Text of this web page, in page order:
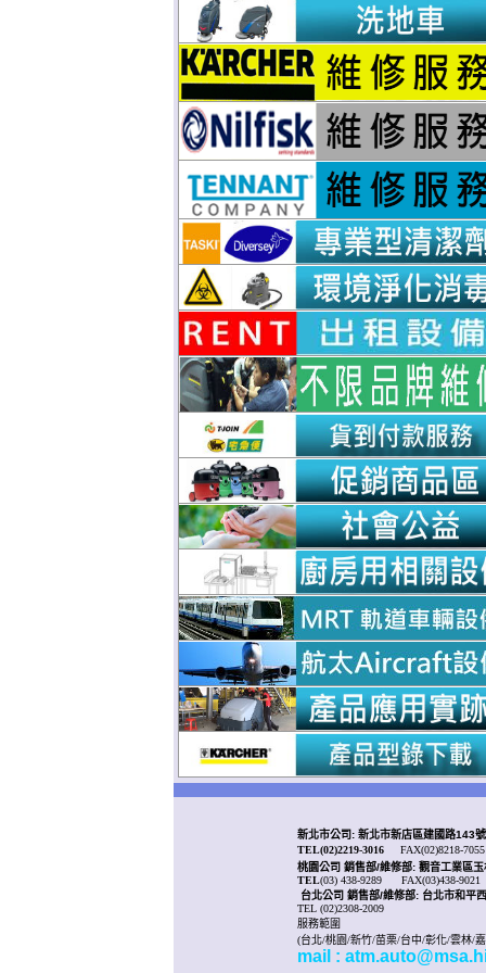
新北市公司: 新北市新店區建國路143
TEL(02)2219-3016 FAX(02)8218-7055
桃園公司 銷售部/維修部: 觀音工業區
TEL(03) 438-9289
FAX(03)438-9021
台北公司 銷售部/維修部: 台北市和平
TEL (02)2308-2009
服務範圍
(台北/桃園/新竹/苗栗/台中/彰化/雲林/
mail :